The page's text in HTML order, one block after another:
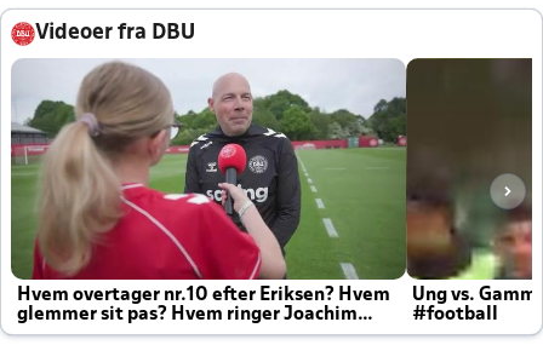
Videoer fra DBU
Hvem overtager nr.10 efter Eriksen? Hvem
glemmer sit pas? Hvem ringer Joachim
altid til efter kampe?
Ung vs.
#football